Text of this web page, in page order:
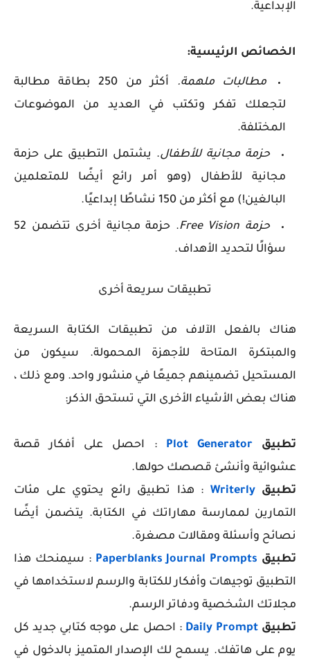
الإبداعية.
الخصائص الرئيسية:
مطالبات ملهمة.
أكثر من 250 بطاقة مطالبة
لتجعلك تفكر وتكتب في العديد من الموضوعات
المختلفة.
حزمة مجانية للأطفال. يشتمل التطبيق على حزمة
مجانية للأطفال (وهو أمر رائع أيضًا للمتعلمين
البالغين!) مع أكثر من 150 نشاطًا إبداعيًا.
حزمة Free Vision
. حزمة مجانية أخرى تتضمن 52
سؤالًا لتحديد الأهداف.
تطبيقات سريعة أخرى
هناك بالفعل الآلاف من تطبيقات الكتابة السريعة
والمبتكرة المتاحة للأجهزة المحمولة. سيكون من
المستحيل تضمينهم جميعًا في منشور واحد. ومع ذلك ،
هناك بعض الأشياء الأخرى التي تستحق الذكر:
تطبيقPlot Generator : احصل على أفكار قصة
عشوائية وأنشئ قصصك حولها.
تطبيقWriterly : هذا تطبيق رائع يحتوي على مئات
التمارين لممارسة مهاراتك في الكتابة. يتضمن أيضًا
نصائح وأسئلة ومقالات مصغرة.
تطبيق Paperblanks Journal Prompts : سيمنحك هذا
التطبيق توجيهات وأفكار للكتابة والرسم لاستخدامها في
مجلاتك الشخصية ودفاتر الرسم.
تطبيقDaily Prompt : احصل على موجه كتابي جديد كل
يوم على هاتفك. يسمح لك الإصدار المتميز بالدخول في